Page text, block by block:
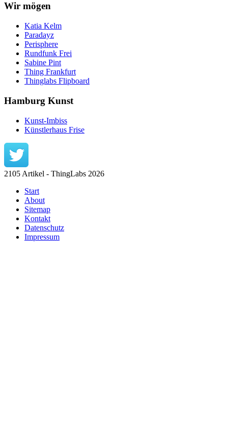
Wir mögen
Katia Kelm
Paradayz
Perisphere
Rundfunk Frei
Sabine Pint
Thing Frankfurt
Thinglabs Flipboard
Hamburg Kunst
Kunst-Imbiss
Künstlerhaus Frise
2105 Artikel - ThingLabs 2026
Start
About
Sitemap
Kontakt
Datenschutz
Impressum